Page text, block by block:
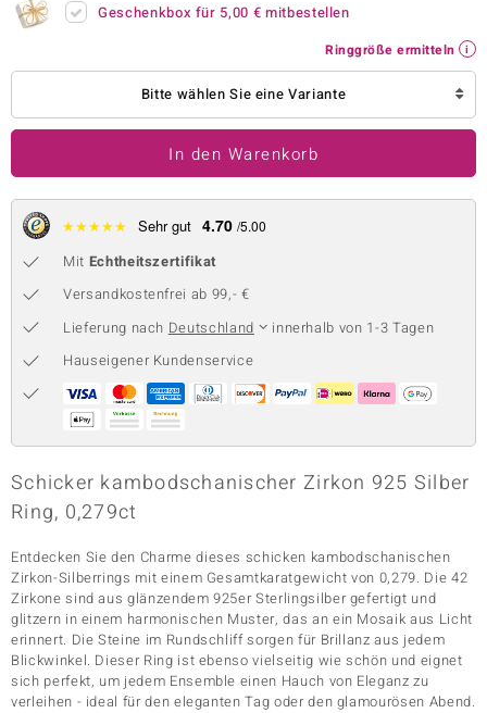
Collection
BY DE MELO
Collection
Classics
Geschenkbox für 5,00 € mitbestellen
Ringgröße ermitteln
Bitte wählen Sie eine Variante
In den Warenkorb
★★★★★ Sehr gut 4.70 /5.00
Mit Echtheitszertifikat
Versandkostenfrei ab 99,- €
Lieferung nach Deutschland
innerhalb von 1-3 Tagen
Hauseigener Kundenservice
Schicker kambodschanischer Zirkon 925 Silber
Ring, 0,279ct
Entdecken Sie den Charme dieses schicken kambodschanischen
Zirkon-Silberrings mit einem Gesamtkaratgewicht von 0,279. Die 42
Zirkone sind aus glänzendem 925er Sterlingsilber gefertigt und
glitzern in einem harmonischen Muster, das an ein Mosaik aus Licht
erinnert. Die Steine im Rundschliff sorgen für Brillanz aus jedem
Blickwinkel. Dieser Ring ist ebenso vielseitig wie schön und eignet
sich perfekt, um jedem Ensemble einen Hauch von Eleganz zu
verleihen - ideal für den eleganten Tag oder den glamourösen Abend.